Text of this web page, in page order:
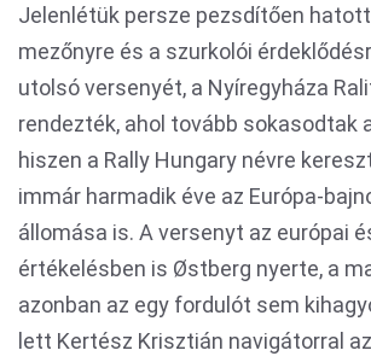
Jelenlétük persze pezsdítően
mezőnyre és a szurkolói
utolsó versenyét, a Nyíregyháza
rendezték, ahol tovább sokasodtak
hiszen a Rally Hungary névre
immár harmadik éve az Európa-
állomása is. A versenyt az európai
értékelésben is Østberg nyerte, a
azonban az egy fordulót sem
lett Kertész Krisztián navigátorral